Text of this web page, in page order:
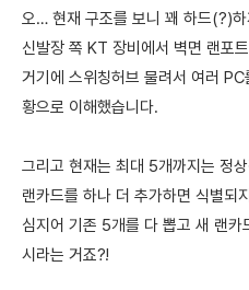
오… 현재 구조를 보니 꽤 하드(?)
신발장 쪽 KT 장비에서 벽면 랜포
거기에 스위칭허브 물려서 여러
황으로 이해했습니다.
그리고 현재는 최대 5개까지는 정
랜카드를 하나 더 추가하면 식별되
심지어 기존 5개를 다 뽑고 새 랜카
시라는 거죠?!